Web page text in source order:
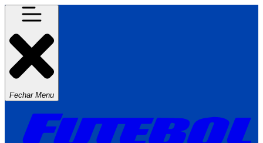
Fechar Menu